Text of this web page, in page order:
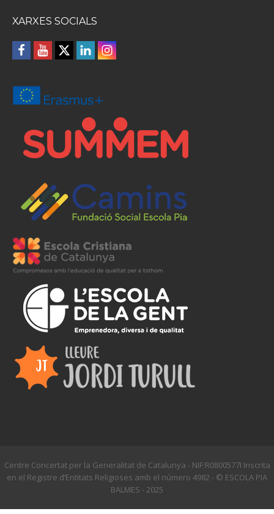
XARXES SOCIALS
Centre Concertat per la Generalitat de Catalunya - NIF:R0800577I Inscrita
en el Registre d’Entitats Religioses amb el número 4982 - © ESCOLA PIA
BALMES - 2025